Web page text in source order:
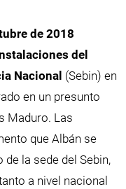
de 2018
del
Nacional (Sebin) en
en un presunto
Maduro. Las
que Albán se
la sede del Sebin,
a nivel nacional